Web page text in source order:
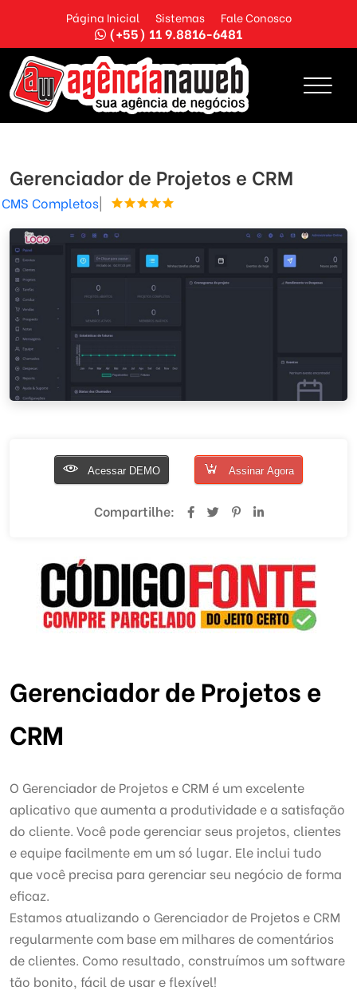
Página Inicial Sistemas Fale Conosco
(+55) 11 9.8816-6481
Gerenciador de Projetos e CRM
CMS Completos|
Acessar DEMO Assinar Agora
Compartilhe:
Gerenciador de Projetos e
CRM
O Gerenciador de Projetos e CRM é um excelente
aplicativo que aumenta a produtividade e a satisfação
do cliente. Você pode gerenciar seus projetos, clientes
e equipe facilmente em um só lugar. Ele inclui tudo
que você precisa para gerenciar seu negócio de forma
eficaz.
Estamos atualizando o Gerenciador de Projetos e CRM
regularmente com base em milhares de comentários
de clientes. Como resultado, construímos um software
tão bonito, fácil de usar e flexível!